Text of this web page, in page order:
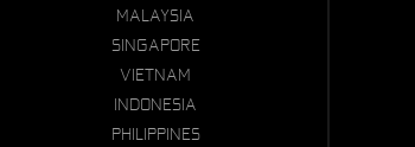
MALAYSIA
SINGAPORE
VIETNAM
INDONESIA
PHILIPPINES